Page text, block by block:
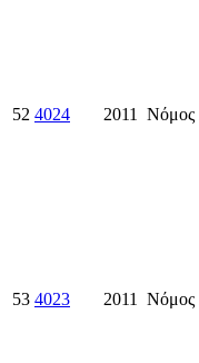
52 4024 2011 Νόμος
53 4023 2011 Νόμος